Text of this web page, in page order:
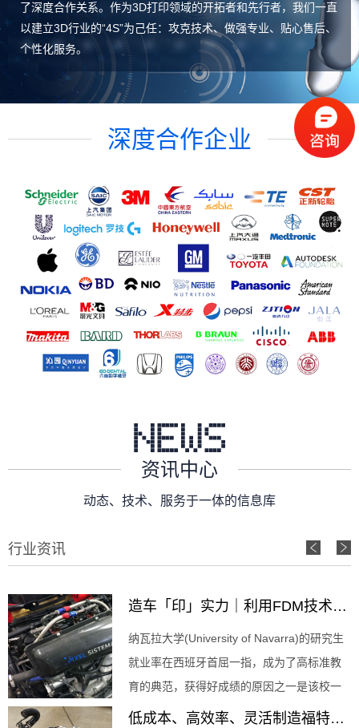
了深度合作关系。作为3D打印领域的开拓者和先行者，我们一直
以建立3D行业的“4S”为己任：攻克技术、做强专业、贴心售后、
个性化服务。
深度合作企业
资讯中心
动态、技术、服务于一体的信息库
行业资讯
造车「印」实力｜利用FDM技术重塑汽车部件制造工艺
纳瓦拉大学(University of Navarra)的研究生
就业率在西班牙首屈一指，成为了高标准教
育的典范，获得好成绩的原因之一是该校一
直以来都鼓励学生尽可能...
低成本、高效率、灵活制造福特野马三角窗校准夹具